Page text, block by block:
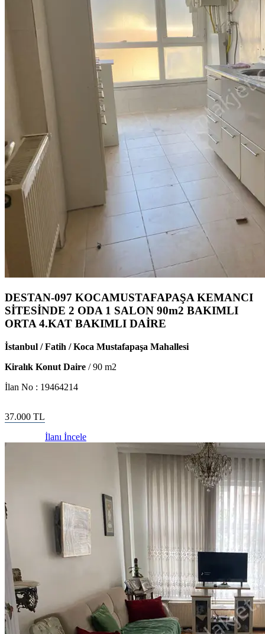
DESTAN-097 KOCAMUSTAFAPAŞA KEMANCI
SİTESİNDE 2 ODA 1 SALON 90m2 BAKIMLI
ORTA 4.KAT BAKIMLI DAİRE
İstanbul / Fatih / Koca Mustafapaşa Mahallesi
Kiralık Konut Daire /90 m2
İlan No : 19464214
37.000 TL
İlanı İncele